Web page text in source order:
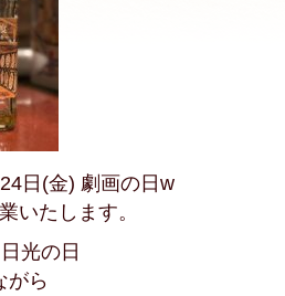
日(金) 劇画の日w
いたします。
光の日
がら